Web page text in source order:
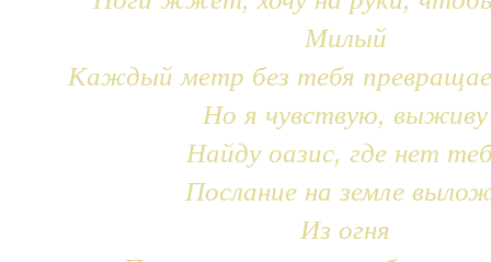
Милый
Каждый метр без тебя
Но я чувствую, выживу
Найду оазис, где нет
Послание на земле
Из огня